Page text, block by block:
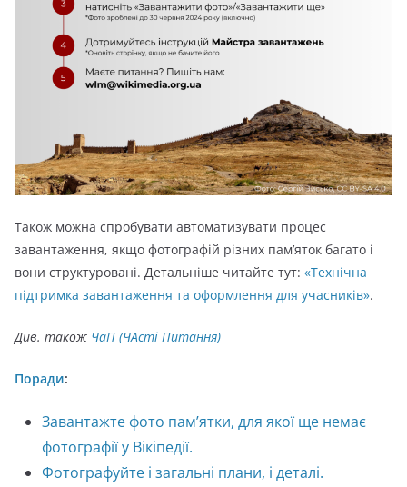
Також можна спробувати автоматизувати процес
завантаження, якщо фотографій різних пам’яток багато і
вони структуровані. Детальніше читайте тут: «Технічна
підтримка завантаження та оформлення для учасників».
Див. також ЧаП (ЧАсті Питання)
Поради:
Завантажте фото пам’ятки, для якої ще немає
фотографії у Вікіпедії.
Фотографуйте і загальні плани, і деталі.